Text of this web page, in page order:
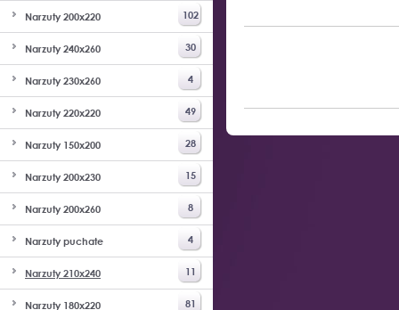
Narzuty 200x220 102
Narzuty 240x260 30
Narzuty 230x260 4
Narzuty 220x220 49
Narzuty 150x200 28
Narzuty 200x230 15
Narzuty 200x260 8
Narzuty puchate 4
Narzuty 210x240 11
Narzuty 180x220 81